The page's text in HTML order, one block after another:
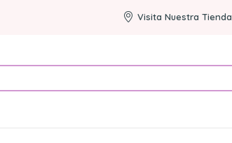
Visita Nuestra Tienda